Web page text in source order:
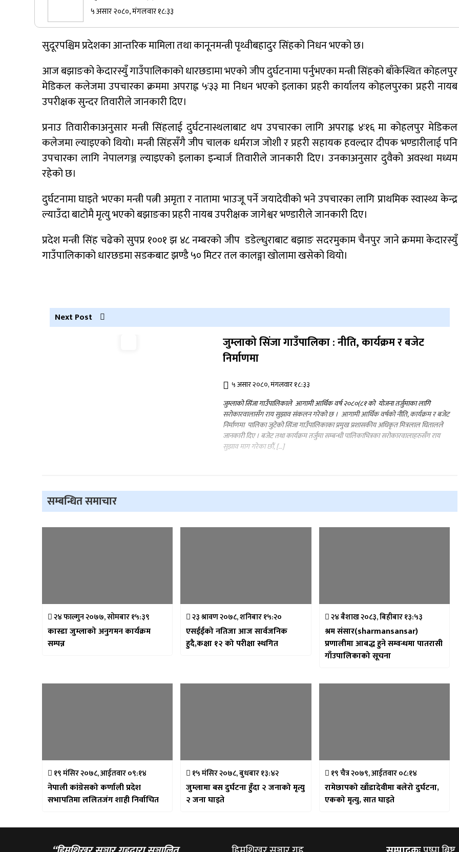
कर्णालीमा कांग्रेसका चार मन्त्रीहरूले दिए
राजीनामा
नृपध्वज निरौलाको इजलासले उक्त निर्णय
खारेजको आदेश गरेको हो ।
नेपाली कांग्रेस जुम्लाका कोषाध्यक्ष पाण्डेको
निधन
डाेल्पाकाे जगदुल्लाबाट जुम्ला आउँदै गरेकाे जिप
दुर्घटना, एकको मृत्यु
५ असार २०८०, मंगलवार १८:३३
सुदूरपश्चिम प्रदेशका आन्तरिक मामिला तथा कानूनमन्त्री पृथ्वीबहादुर सिंहको निधन भएको छ।
आज बझाङको केदारस्युँ गाउँपालिकाको धारछडामा भएको जीप दुर्घटनामा पर्नुभएका मन्त्री सिंहको बाँकेस्थित कोहलपुर
मेडिकल कलेजमा उपचारका क्रममा अपराह्न ५ः३३ मा निधन भएको इलाका प्रहरी कार्यालय कोहलपुरका प्रहरी नायब
उपरीक्षक सुन्दर तिवारीले जानकारी दिए।
प्रनाउ तिवारीकाअनुसार मन्त्री सिंहलाई दुर्घटनास्थलाबाट थप उपचारका लागि अपराह्न ४ः१६ मा कोहलपुर मेडिकल
कलेजमा ल्याइएको थियो। मन्त्री सिंहसँगै जीप चालक धर्मराज जोशी र प्रहरी सहायक हवल्दार दीपक भण्डारीलाई पनि
उपचारका लागि नेपालगञ्ज ल्याइएको इलाका इन्चार्ज तिवारीले जानकारी दिए। उनकाअनुसार दुवैको अवस्था मध्यम
रहेको छ।
दुर्घटनामा घाइते भएका मन्त्री पत्नी अमृता र नातामा भाउजू पर्ने जयादेवीको भने उपचारका लागि प्राथमिक स्वास्थ्य केन्द्र
ल्याउँदा बाटोमै मृत्यु भएको बझाङका प्रहरी नायब उपरीक्षक जागेश्वर भण्डारीले जानकारी दिए।
प्रदेश मन्त्री सिंह चढेको सुपप्र १००१ झ ४८ नम्बरको जीप डडेल्धुराबाट बझाङ सदरमुकाम चैनपुर जाने क्रममा केदारस्युँ
गाउँपालिकाको धारछडमा सडकबाट झण्डै ५० मिटर तल कालङ्गा खोलामा खसेको थियो।
Next Post
जुम्लाको सिंजा गाउँपालिका : नीति, कार्यक्रम र बजेट
निर्माणमा
५ असार २०८०, मंगलवार १८:३३
जुम्लाको सिंजा गाउँपालिकाले आगामी आर्थिक वर्ष २०८०(८१ को योजना तर्जुमाका लागि
सरोकारवालासँग राय सुझाव संकलन गरेको छ । आगामी आर्थिक वर्षको नीति, कार्यक्रम र बजेट
निर्माणमा पालिका जुटेको सिंजा गाउँपालिकाका प्रमुख प्रशासकीय अधिकृत मित्रलाल धितालले
जानकारी दिए । बजेट तथा कार्यक्रम तर्जुमा सम्बन्धी पालिकाभित्रका सरोकारवालाहरुसँग राय
सुझाव माग गरेका छौं, […]
सम्बन्धित समाचार
२४ फाल्गुन २०७७, सोमबार १५:३९
कास्डा जुम्लाको अनुगमन कार्यक्रम
सम्पन्न
२३ श्रावण २०७८, शनिबार १५:२०
एसईईको नतिजा आज सार्वजनिक
हुदै,कक्षा १२ को परीक्षा स्थगित
२४ बैशाख २०८३, बिहीबार १३:५३
श्रम संसार(sharmansansar)
प्रणालीमा आबद्ध हुने सम्वन्धमा पातरासी
गाँउपालिकाको सूचना
१९ मंसिर २०७८, आईतवार ०९:१४
नेपाली कांग्रेसको कर्णाली प्रदेश
सभापतिमा ललितजंग शाही निर्वाचित
१५ मंसिर २०७८, बुधबार १३:४२
जुम्लामा बस दुर्घटना हुँदा २ जनाको मृत्यु
२ जना घाइते
१९ चैत्र २०७९, आईतवार ०८:१४
रामेछापको खाँडादेवीमा बलेरो दुर्घटना,
एकको मृत्यु, सात घाइते